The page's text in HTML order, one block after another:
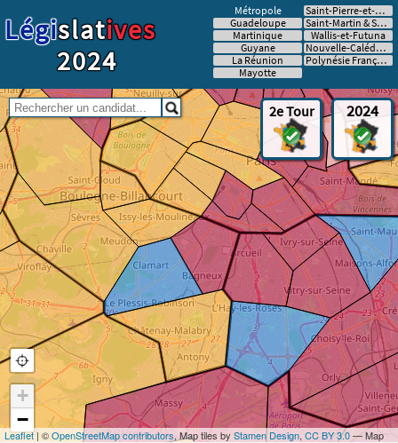
Législatives
2024
Métropole
Guadeloupe
Martinique
Guyane
La Réunion
Mayotte
Saint-Pierre-et-Miquelon
Saint-Martin & Saint-Barthélémy
Wallis-et-Futuna
Nouvelle-Calédonie
Polynésie Française
+
−
Leaflet| ©OpenStreetMap contributors, Map tiles by Stamen Design, CC BY 3.0— Map
2e Tour 2024